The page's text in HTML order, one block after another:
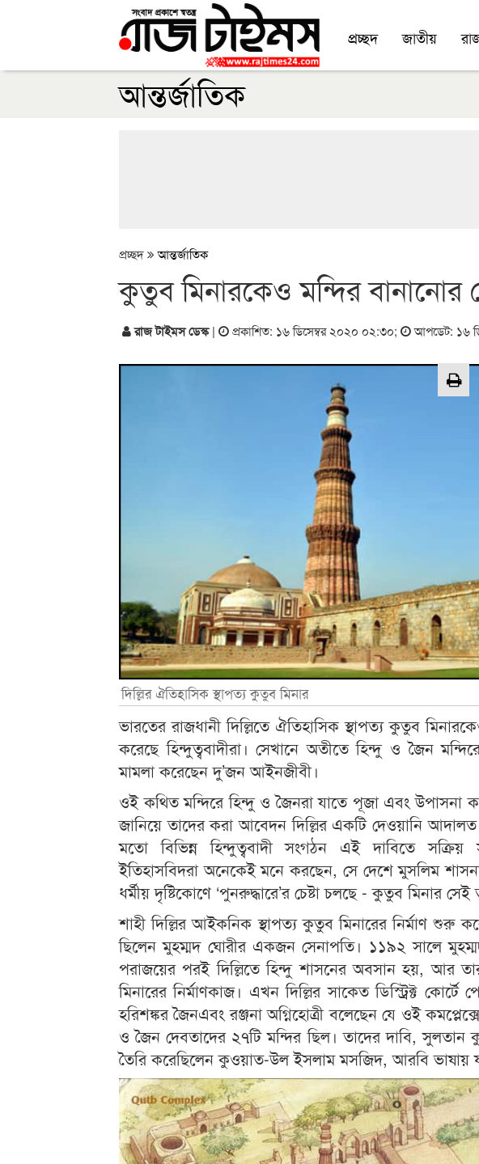
প্রচ্ছদ জাতীয়
আন্তর্জাতিক
প্রচ্ছদ আন্তর্জাতিক
কুতুব মিনারকেও মন্দির বানানোর
রাজ টাইমস ডেস্ক| প্রকাশিত: ১৬ ডিসেম্বর ২০২০ ০২:৩০; আপডেট: ১৬
দিল্লির ঐতিহাসিক স্থাপত্য কুতুব মিনার
ভারতের রাজধানী দিল্লিতে ঐতিহাসিক স্থাপত্য কুতুব
করেছে হিন্দুত্ববাদীরা। সেখানে অতীতে হিন্দু ও জৈন
মামলা করেছেন দু’জন আইনজীবী।
ওই কথিত মন্দিরে হিন্দু ও জৈনরা যাতে পূজা এবং উপাসনা
জানিয়ে তাদের করা আবেদন দিল্লির একটি দেওয়ানি আদালত
মতো বিভিন্ন হিন্দুত্ববাদী সংগঠন এই দাবিতে সক্রিয়
ইতিহাসবিদরা অনেকেই মনে করছেন, সে দেশে মুসলিম
ধর্মীয় দৃষ্টিকোণে ‘পুনরুদ্ধারে’র চেষ্টা চলছে - কুতুব মিনার
শাহী দিল্লির আইকনিক স্থাপত্য কুতুব মিনারের নির্মাণ শুরু
ছিলেন মুহম্মদ ঘোরীর একজন সেনাপতি। ১১৯২ সালে
পরাজয়ের পরই দিল্লিতে হিন্দু শাসনের অবসান হয়,
মিনারের নির্মাণকাজ। এখন দিল্লির সাকেত ডিস্ট্রিক্ট
হরিশঙ্কর জৈনএবং রঞ্জনা অগ্নিহোত্রী বলেছেন যে ওই
ও জৈন দেবতাদের ২৭টি মন্দির ছিল। তাদের দাবি,
তৈরি করেছিলেন কুওয়াত-উল ইসলাম মসজিদ, আরবি ভাষায়